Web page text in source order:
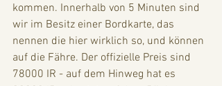
kommen. Innerhalb von 5 Minuten sind
wir im Besitz einer Bordkarte, das
nennen die hier wirklich so, und können
auf die Fähre. Der offizielle Preis sind
78000 IR - auf dem Hinweg hat es